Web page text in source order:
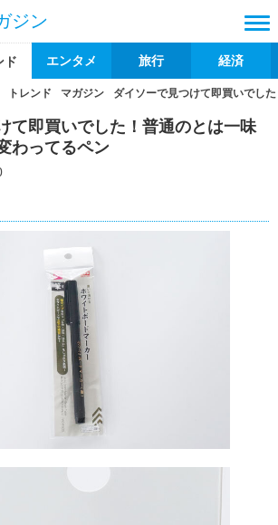
ジン
ド エンタメ 旅行 経済
トレンド マガジン ダイソーで見つけて即買いでし
て即買いでした！普通のとは一味
わってるペン